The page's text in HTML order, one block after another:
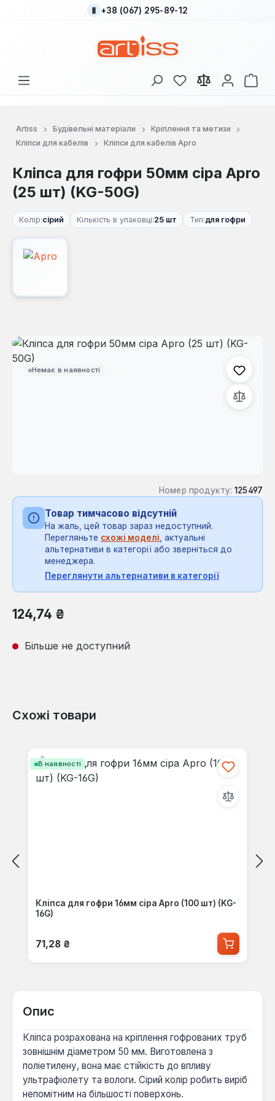
Перейти до основного вмісту
+38 (067) 295-89-12
У вас є 0 у списку
Artiss Будівельні матеріали
Кріплення та метизи
Кліпси для кабелів
Кліпси для кабелів Apro
Кліпса для гофри 50мм сіра Apro
(25 шт) (KG-50G)
Колір:сірий Кількість в упаковці:25 шт Тип:для гофри
Немає в наявності
Пропустити галерею зображень
Номер продукту: 125497
Товар тимчасово відсутній
На жаль, цей товар зараз недоступний.
Перегляньте схожі моделі, актуальні
альтернативи в категорії або зверніться до
менеджера.
Переглянути альтернативи в категорії
Звичайна ціна:
124,74 ₴
Більше не доступний
Схожі товари
В наявності
Кліпса для гофри 16мм сіра Apro (100 шт) (KG-
16G)
Звичайна ціна:
71,28 ₴
Опис
Кліпса розрахована на кріплення гофрованих труб
зовнішнім діаметром 50 мм. Виготовлена з
поліетилену, вона має стійкість до впливу
ультрафіолету та вологи. Сірий колір робить виріб
непомітним на більшості поверхонь.